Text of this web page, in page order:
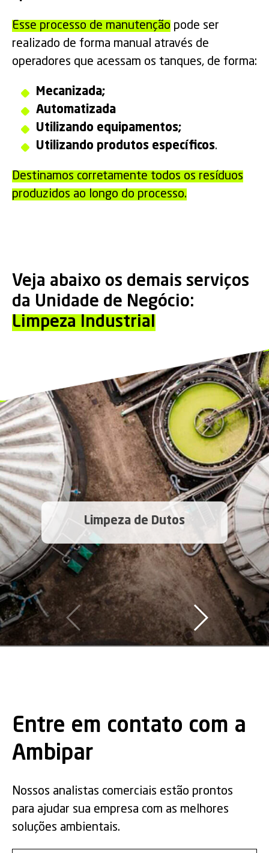
Esse processo de manutenção pode ser
realizado de forma manual através de
operadores que acessam os tanques, de forma:
Mecanizada;
Automatizada
Utilizando equipamentos;
Utilizando produtos específicos.
Destinamos corretamente todos os resíduos
produzidos ao longo do processo.
Veja abaixo os demais serviços
da Unidade de Negócio:
Limpeza Industrial
Limpeza de Dutos
Entre em contato com a
Ambipar
Nossos analistas comerciais estão prontos
para ajudar sua empresa com as melhores
soluções ambientais.